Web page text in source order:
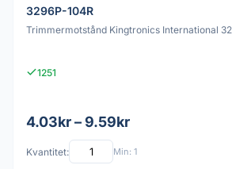
3296P-104R
Trimmermotstånd Kingtronics International
1251
4.03kr – 9.59kr
Kvantitet: Min: 1